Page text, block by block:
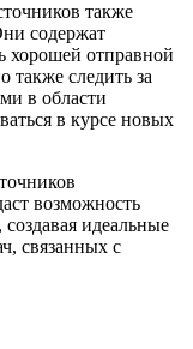
также
содержат
хорошей отправной
также следить за
в области
в курсе новых
возможность
идеальные
связанных с